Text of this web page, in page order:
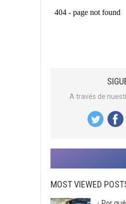
A través de
MOST VIEWED